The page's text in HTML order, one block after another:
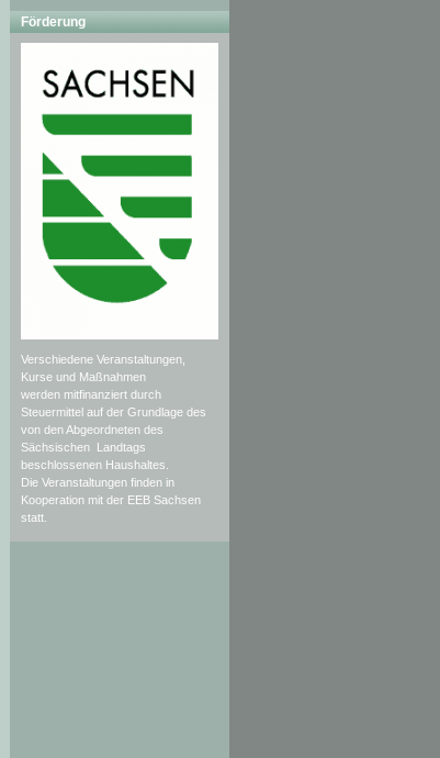
Förderung
Verschiedene Veranstaltungen,
Kurse und Maßnahmen
werden mitfinanziert durch
Steuermittel auf der Grundlage des
von den Abgeordneten des
Sächsischen Landtags
beschlossenen Haushaltes.
Die Veranstaltungen finden in
Kooperation mit der EEB Sachsen
statt.